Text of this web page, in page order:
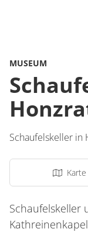
MUSEUM
Schaufelskeller in
Karte
Schaufelskeller